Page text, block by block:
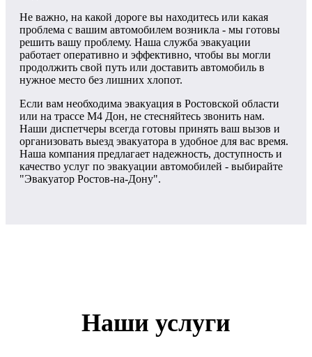
Не важно, на какой дороге вы находитесь или какая
проблема с вашим автомобилем возникла - мы готовы
решить вашу проблему. Наша служба эвакуации
работает оперативно и эффективно, чтобы вы могли
продолжить свой путь или доставить автомобиль в
нужное место без лишних хлопот.
Если вам необходима эвакуация в Ростовской области
или на трассе М4 Дон, не стесняйтесь звонить нам.
Наши диспетчеры всегда готовы принять ваш вызов и
организовать выезд эвакуатора в удобное для вас время.
Наша компания предлагает надежность, доступность и
качество услуг по эвакуации автомобилей - выбирайте
"Эвакуатор Ростов-на-Дону".
Наши услуги